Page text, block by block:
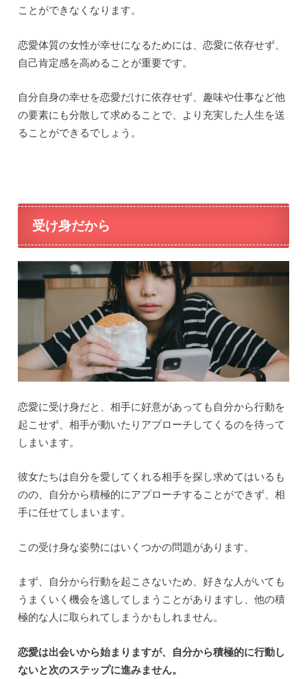
ことができなくなります。
恋愛体質の女性が幸せになるためには、恋愛に依存せず、
自己肯定感を高めることが重要です。
自分自身の幸せを恋愛だけに依存せず、趣味や仕事など他
の要素にも分散して求めることで、より充実した人生を送
ることができるでしょう。
受け身だから
恋愛に受け身だと、相手に好意があっても自分から行動を
起こせず、相手が動いたりアプローチしてくるのを待って
しまいます。
彼女たちは自分を愛してくれる相手を探し求めてはいるも
のの、自分から積極的にアプローチすることができず、相
手に任せてしまいます。
この受け身な姿勢にはいくつかの問題があります。
まず、自分から行動を起こさないため、好きな人がいても
うまくいく機会を逃してしまうことがありますし、他の積
極的な人に取られてしまうかもしれません。
恋愛は出会いから始まりますが、自分から積極的に行動し
ないと次のステップに進みません。